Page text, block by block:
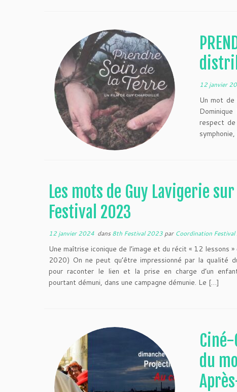
12 janvier
Un mot de
respect
Les mots de Guy Lavigerie
Festival 2023
12 janvier 2024dans 8th Festival 2023 par Coordination Festival
Une maîtrise iconique de l’image et du récit « 12 lessons
2020) On ne peut qu’être impressionné par la qualité
pour raconter le lien et la prise en charge d’un
pourtant démuni, dans une campagne démunie. Le […]
du